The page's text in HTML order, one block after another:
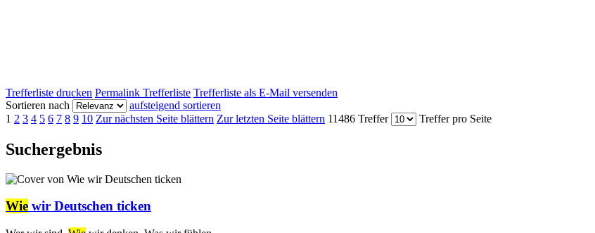
Trefferliste drucken Permalink Trefferliste Trefferliste als E-Mail versenden
Sortieren nach
aufsteigend sortieren
1 2 3 4 5 6 7 8 9 10 Zur nächsten Seite blättern Zur letzten Seite blättern 11486 Treffer Treffer pro Seite
Suchergebnis
Wie wir Deutschen ticken